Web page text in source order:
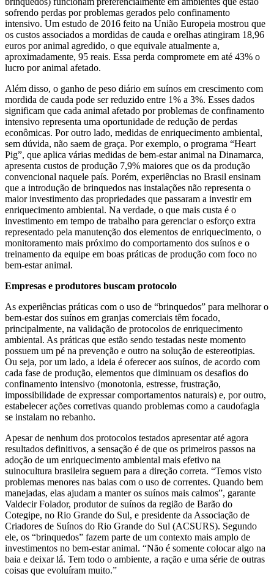
sofrendo perdas por problemas gerados pelo confinamento
intensivo. Um estudo de 2016 feito na União Europeia mostrou que
os custos associados a mordidas de cauda e orelhas atingiram 18,96
euros por animal agredido, o que equivale atualmente a,
aproximadamente, 95 reais. Essa perda compromete em até 43% o
lucro por animal afetado.
Além disso, o ganho de peso diário em suínos em crescimento com
mordida de cauda pode ser reduzido entre 1% a 3%. Esses dados
significam que cada animal afetado por problemas de confinamento
intensivo representa uma oportunidade de redução de perdas
econômicas. Por outro lado, medidas de enriquecimento ambiental,
sem dúvida, não saem de graça. Por exemplo, o programa “Heart
Pig”, que aplica várias medidas de bem-estar animal na Dinamarca,
apresenta custos de produção 7,9% maiores que os da produção
convencional naquele país. Porém, experiências no Brasil ensinam
que a introdução de brinquedos nas instalações não representa o
maior investimento das propriedades que passaram a investir em
enriquecimento ambiental. Na verdade, o que mais custa é o
investimento em tempo de trabalho para gerenciar o esforço extra
representado pela manutenção dos elementos de enriquecimento, o
monitoramento mais próximo do comportamento dos suínos e o
treinamento da equipe em boas práticas de produção com foco no
bem-estar animal.
Empresas e produtores buscam protocolo
As experiências práticas com o uso de “brinquedos” para melhorar o
bem-estar dos suínos em granjas comerciais têm focado,
principalmente, na validação de protocolos de enriquecimento
ambiental. As práticas que estão sendo testadas neste momento
possuem um pé na prevenção e outro na solução de estereotipias.
Ou seja, por um lado, a ideia é oferecer aos suínos, de acordo com
cada fase de produção, elementos que diminuam os desafios do
confinamento intensivo (monotonia, estresse, frustração,
impossibilidade de expressar comportamentos naturais) e, por outro,
estabelecer ações corretivas quando problemas como a caudofagia
se instalam no rebanho.
Apesar de nenhum dos protocolos testados apresentar até agora
resultados definitivos, a sensação é de que os primeiros passos na
adoção de um enriquecimento ambiental mais efetivo na
suinocultura brasileira seguem para a direção correta. “Temos visto
problemas menores nas baias com o uso de correntes. Quando bem
manejadas, elas ajudam a manter os suínos mais calmos”, garante
Valdecir Folador, produtor de suínos da região de Barão do
Cotegipe, no Rio Grande do Sul, e presidente da Associação de
Criadores de Suínos do Rio Grande do Sul (ACSURS). Segundo
ele, os “brinquedos” fazem parte de um contexto mais amplo de
investimentos no bem-estar animal. “Não é somente colocar algo na
baia e deixar lá. Tem todo o ambiente, a ração e uma série de outras
coisas que evoluíram muito.”